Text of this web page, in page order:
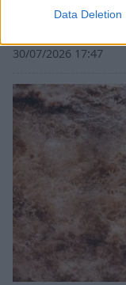
Data Deletion
30/07/2026 17:47